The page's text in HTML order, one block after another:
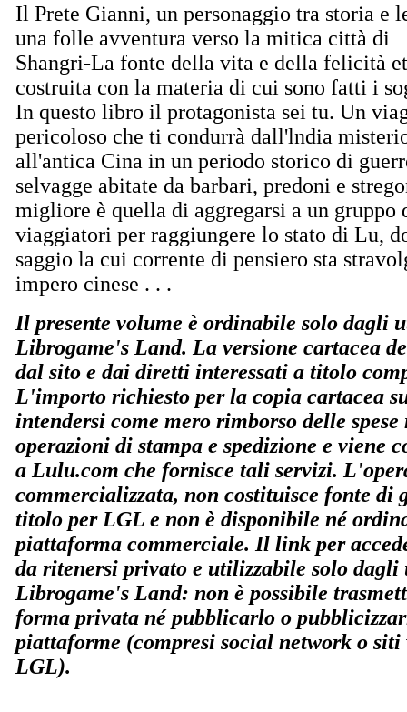
Il Prete Gianni, un personaggio tra storia e
una folle avventura verso la mitica città di
Shangri-La fonte della vita e della felicità
costruita con la materia di cui sono fatti i
In questo libro il protagonista sei tu. Un
pericoloso che ti condurrà dall'lndia
all'antica Cina in un periodo storico di
selvagge abitate da barbari, predoni e
migliore è quella di aggregarsi a un gruppo
viaggiatori per raggiungere lo stato di Lu,
saggio la cui corrente di pensiero sta
impero cinese . . .
Il presente volume è ordinabile solo dagli
Librogame's Land. La versione cartacea
dal sito e dai diretti interessati a titolo
L'importo richiesto per la copia cartacea
intendersi come mero rimborso delle
operazioni di stampa e spedizione e viene
a Lulu.com che fornisce tali servizi.
commercializzata, non costituisce fonte di
titolo per LGL e non è disponibile né
piattaforma commerciale. Il link per
da ritenersi privato e utilizzabile solo
Librogame's Land: non è possibile
forma privata né pubblicarlo o
piattaforme (compresi social network o
LGL).